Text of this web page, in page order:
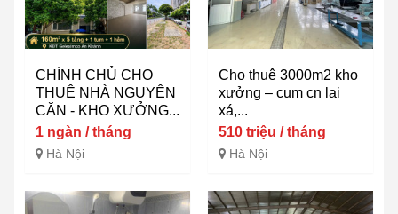
CHÍNH CHỦ CHO
THUÊ NHÀ NGUYÊN
CĂN - KHO XƯỞNG...
1 ngàn / tháng
Hà Nội
Cho thuê 3000m2 kho
xưởng – cụm cn lai
xá,...
510 triệu / tháng
Hà Nội